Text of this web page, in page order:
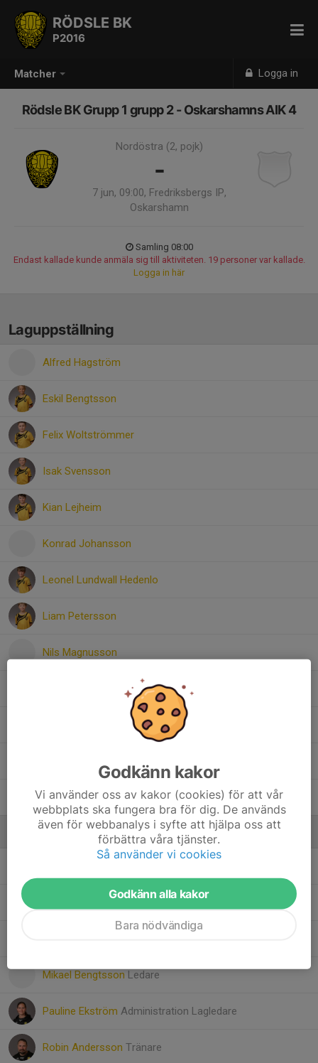
Matcher Logga in
RÖDSLE BK
P2016
Rödsle BK Grupp 1 grupp 2 - Oskarshamns AIK 4
Nordöstra (2, pojk)
-
7 jun, 09:00, Fredriksbergs IP,
Oskarshamn
Samling 08:00
Endast kallade kunde anmäla sig till aktiviteten. 19 personer var kallade.
Logga in här
Laguppställning
Alfred Hagström
Eskil Bengtsson
Felix Woltströmmer
Isak Svensson
Kian Lejheim
Konrad Johansson
Leonel Lundwall Hedenlo
Liam Petersson
Nils Magnusson
Vilmer Nyberg
Ledare
Jennifer SvenssonTränare
Mikael Bengtsson Ledare
Pauline Ekström Administration Lagledare
Robin Andersson Tränare
Godkänn kakor
Vi använder oss av kakor (cookies) för att vår
webbplats ska fungera bra för dig. De används
även för webbanalys i syfte att hjälpa oss att
förbättra våra tjänster.
Så använder vi cookies
Godkänn alla kakor
Bara nödvändiga